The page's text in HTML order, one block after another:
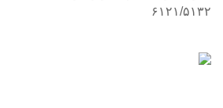
۶۱۲۱/۵۱۳۲